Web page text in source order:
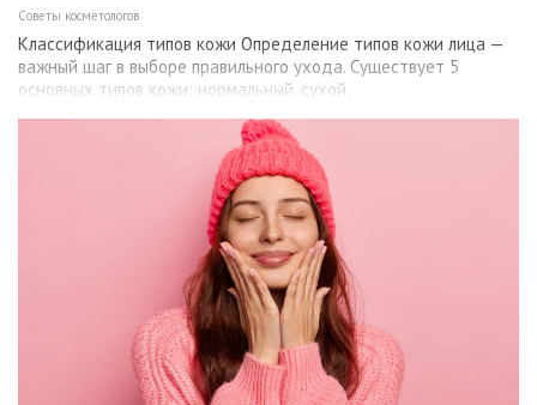
Советы косметологов
Классификация типов кожи Определение типов кожи лица —
важный шаг в выборе правильного ухода. Существует 5
основных типов кожи: нормальный, сухой,